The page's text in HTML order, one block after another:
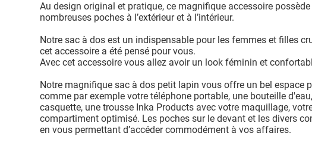
Au design original et pratique, ce magnifique accessoire
nombreuses poches à l’extérieur et à l’intérieur.
Notre sac à dos est un indispensable pour les femmes et filles
cet accessoire a été pensé pour vous.
Avec cet accessoire vous allez avoir un look féminin et
Notre magnifique sac à dos petit lapin vous offre un bel espace
comme par exemple votre téléphone portable, une bouteille
casquette, une trousse Inka Products avec votre maquillage,
compartiment optimisé. Les poches sur le devant et les divers
en vous permettant d’accéder commodément à vos affaires.